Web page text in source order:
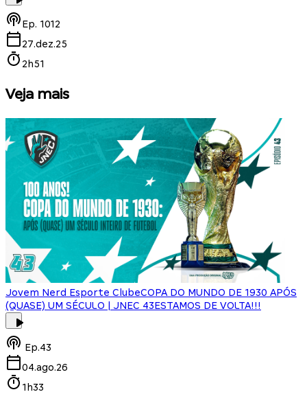
Ep. 1012
27.dez.25
2h51
Veja mais
Jovem Nerd Esporte ClubeCOPA DO MUNDO DE 1930 APÓS
(QUASE) UM SÉCULO | JNEC 43ESTAMOS DE VOLTA!!!
Ep.43
04.ago.26
1h33